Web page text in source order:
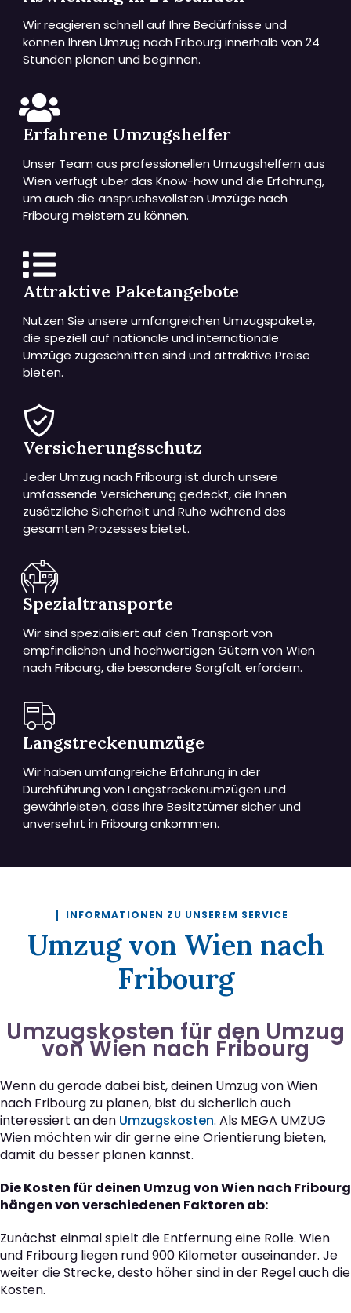
Wir reagieren schnell auf Ihre Bedürfnisse und
können Ihren Umzug nach Fribourg innerhalb von 24
Stunden planen und beginnen.
Erfahrene Umzugshelfer
Unser Team aus professionellen Umzugshelfern aus
Wien verfügt über das Know-how und die Erfahrung,
um auch die anspruchsvollsten Umzüge nach
Fribourg meistern zu können.
Attraktive Paketangebote
Nutzen Sie unsere umfangreichen Umzugspakete,
die speziell auf nationale und internationale
Umzüge zugeschnitten sind und attraktive Preise
bieten.
Versicherungsschutz
Jeder Umzug nach Fribourg ist durch unsere
umfassende Versicherung gedeckt, die Ihnen
zusätzliche Sicherheit und Ruhe während des
gesamten Prozesses bietet.
Spezialtransporte
Wir sind spezialisiert auf den Transport von
empfindlichen und hochwertigen Gütern von Wien
nach Fribourg, die besondere Sorgfalt erfordern.
Langstreckenumzüge
Wir haben umfangreiche Erfahrung in der
Durchführung von Langstreckenumzügen und
gewährleisten, dass Ihre Besitztümer sicher und
unversehrt in Fribourg ankommen.
INFORMATIONEN ZU UNSEREM SERVICE
Umzug von Wien nach
Fribourg
Umzugskosten für den Umzug
von Wien nach Fribourg
Wenn du gerade dabei bist, deinen Umzug von Wien
nach Fribourg zu planen, bist du sicherlich auch
interessiert an den Umzugskosten. Als MEGA UMZUG
Wien möchten wir dir gerne eine Orientierung bieten,
damit du besser planen kannst.
Die Kosten für deinen Umzug von Wien nach Fribourg
hängen von verschiedenen Faktoren ab:
Zunächst einmal spielt die Entfernung eine Rolle. Wien
und Fribourg liegen rund 900 Kilometer auseinander. Je
weiter die Strecke, desto höher sind in der Regel auch die
Kosten.